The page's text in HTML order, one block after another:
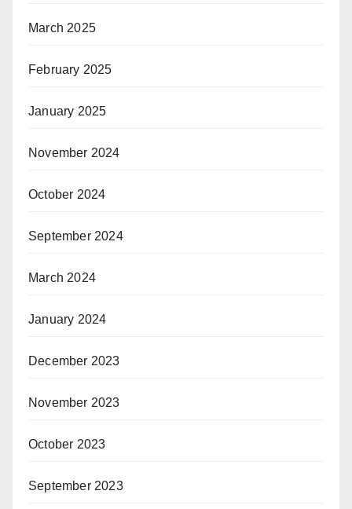
March 2025
February 2025
January 2025
November 2024
October 2024
September 2024
March 2024
January 2024
December 2023
November 2023
October 2023
September 2023